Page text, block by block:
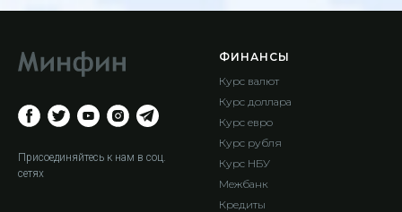
Присоединяйтесь к нам в соц.
сетях
ФИНАНСЫ
Курс валют
Курс доллара
Курс евро
Курс рубля
Курс НБУ
Межбанк
Кредиты